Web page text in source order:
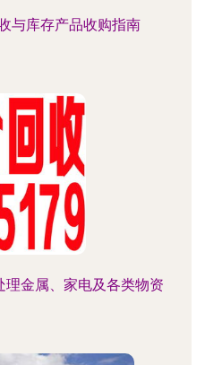
与库存产品收购指南
金属、家电及各类物资